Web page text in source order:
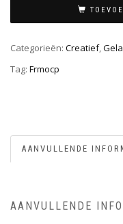
Categorieën: Creatief,
Tag: Frmocp
AANVULLENDE
AANVULLENDE